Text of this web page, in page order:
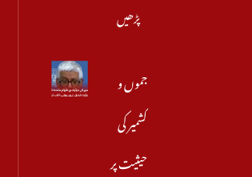
پڑھیں
جموں و
کشمیر کی
حیثیت پر